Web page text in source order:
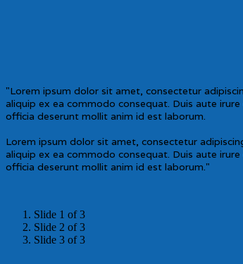
"Lorem ipsum dolor sit amet, consectetur
aliquip ex ea commodo consequat. Duis aute
officia deserunt mollit anim id est laborum.
Lorem ipsum dolor sit amet, consectetur
aliquip ex ea commodo consequat. Duis aute
officia deserunt mollit anim id est laborum."
Slide 1 of 3
Slide 2 of 3
Slide 3 of 3